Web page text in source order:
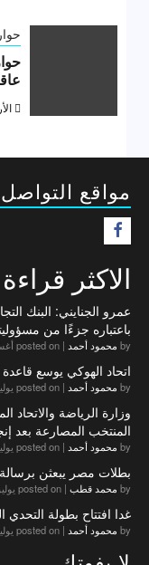
مواقع
الاكثر قراءة
عمرو الجنايني: البنك
باعتباره جزءًا من
by محمود أحمد | posted on أغسطس 5, 2026
اتحاد الهوكي يوسع
by محمود أحمد | posted on يوليو 24, 2026
وزارة الرياضة والاتحاد
المنتخب المصارعة بعد
by محمود أحمد | posted on يوليو 30, 2026
بطلات مصر يبعثن
by محمد قطب | posted on يوليو 22, 2026
غدا افتتاح بطولة التحدي
by محمود أحمد | posted on يوليو 25, 2026